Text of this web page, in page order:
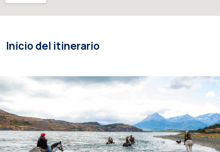
Inicio del itinerario